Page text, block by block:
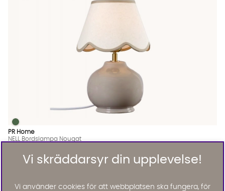
NELL Bordslampa Nougat Finns även i dessa färger:
NELL Bordslampa Nougat
PR Home
NELL Bordslampa Nougat
556 :- 556 :-
Lägg till
Vi skräddarsyr din upplevelse!
Vi använder cookies för att webbplatsen ska fungera, för